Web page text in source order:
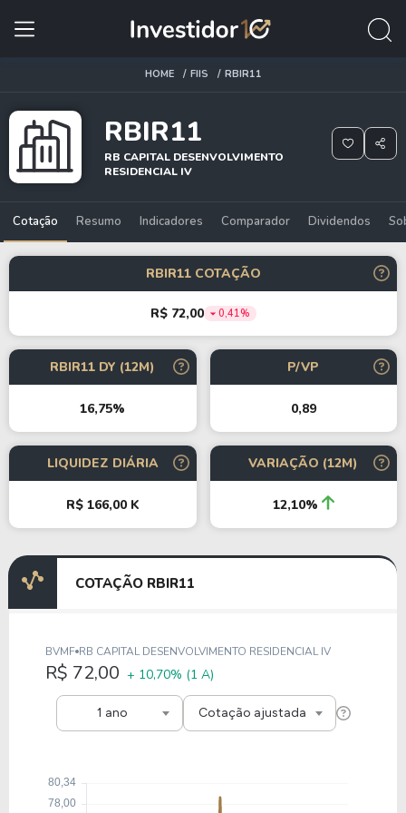
HOME FIIS RBIR11
RBIR11
RB CAPITAL DESENVOLVIMENTO
RESIDENCIAL IV
Cotação Resumo Indicadores Comparador Dividendos
RBIR11 COTAÇÃO
R$ 72,00 0,41%
RBIR11 DY (12M)
16,75%
P/VP
0,89
LIQUIDEZ DIÁRIA
R$ 166,00 K
VARIAÇÃO (12M)
12,10%
COTAÇÃO RBIR11
1 ano
BVMF RB CAPITAL DESENVOLVIMENTO RESIDENCIAL IV
R$ 72,00 + 10,70% (1 A)
Cotação ajustada